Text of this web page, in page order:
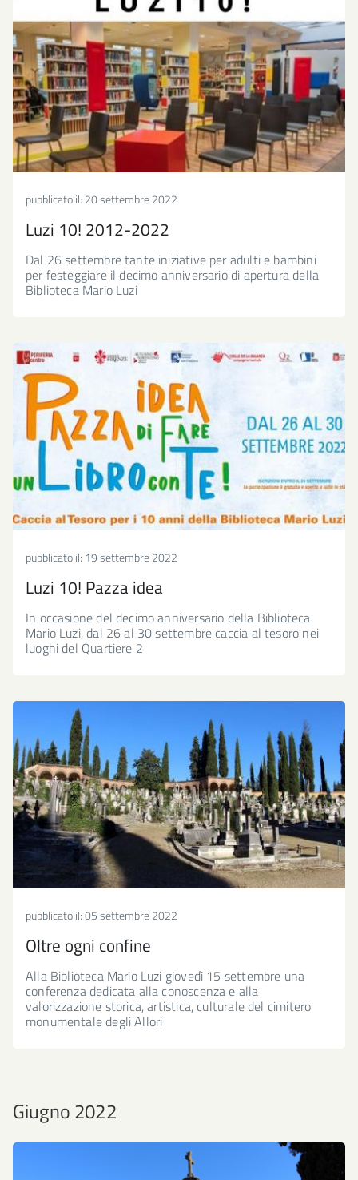
pubblicato il: 20 settembre 2022
Luzi 10! 2012-2022
Dal 26 settembre tante iniziative per adulti e bambini
per festeggiare il decimo anniversario di apertura della
Biblioteca Mario Luzi
pubblicato il: 19 settembre 2022
Luzi 10! Pazza idea
In occasione del decimo anniversario della Biblioteca
Mario Luzi, dal 26 al 30 settembre caccia al tesoro nei
luoghi del Quartiere 2
pubblicato il:05 settembre 2022
Oltre ogni confine
Alla Biblioteca Mario Luzi giovedì 15 settembre una
conferenza dedicata alla conoscenza e alla
valorizzazione storica, artistica, culturale del cimitero
monumentale degli Allori
Giugno 2022